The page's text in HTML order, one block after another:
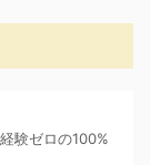
験ゼロの100%